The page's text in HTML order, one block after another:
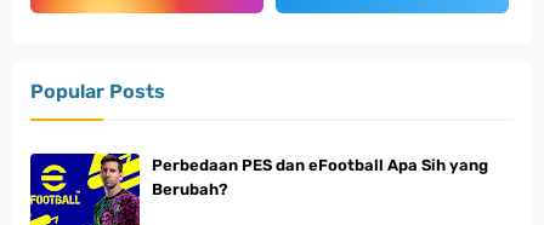
Popular Posts
Perbedaan PES dan eFootball Apa Sih yang
Berubah?